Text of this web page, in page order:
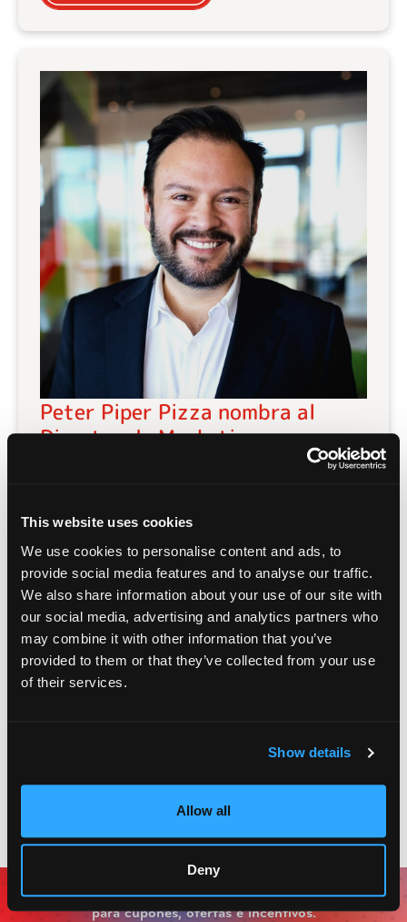
This website uses cookies
We use cookies to personalise content and ads, to
provide social media features and to analyse our traffic.
We also share information about your use of our site with
our social media, advertising and analytics partners who
may combine it with other information that you’ve
provided to them or that they’ve collected from your use
of their services.
Show details
Allow all
Deny
Peter Piper Pizza nombra al
Director de Marketing
sigue leyendo
Peter Piper Pizza celebra 50
años de comida, familia y
diversión
17 de agosto de 2023
Únete al Club Piper
para cupones, ofertas e incentivos.